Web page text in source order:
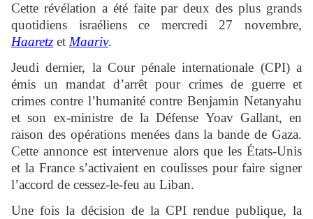
Cette révélation a été faite par deux des plus grands
quotidiens israéliens ce mercredi 27 novembre,
Haaretz et Maariv.
Jeudi dernier, la Cour pénale internationale (CPI) a
émis un mandat d’arrêt pour crimes de guerre et
crimes contre l’humanité contre Benjamin Netanyahu
et son ex-ministre de la Défense Yoav Gallant, en
raison des opérations menées dans la bande de Gaza.
Cette annonce est intervenue alors que les États-Unis
et la France s’activaient en coulisses pour faire signer
l’accord de cessez-le-feu au Liban.
Une fois la décision de la CPI rendue publique, la